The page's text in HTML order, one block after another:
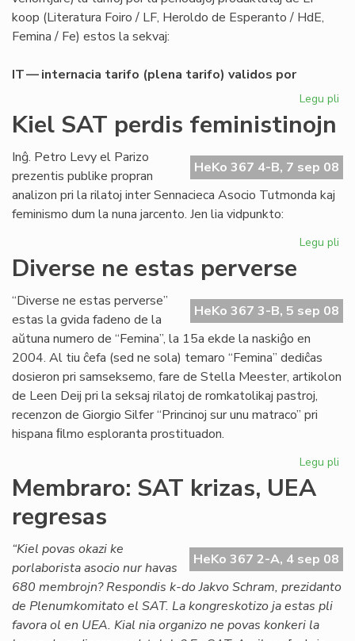
koop (Literatura Foiro / LF, Heroldo de Esperanto / HdE,
Femina / Fe) estos la sekvaj:
IT — internacia tarifo (plena tarifo) validos por
Legu pli
por
Kiel SAT perdis feministinojn
HeKo 367 4-B, 7 sep 08
Inĝ. Petro Levy el Parizo
prezentis publike propran
analizon pri la rilatoj inter Sennacieca Asocio Tutmonda kaj
feminismo dum la nuna jarcento. Jen lia vidpunkto:
Legu pli
Diverse ne estas perverse
HeKo 367 3-B, 5 sep 08
“Diverse ne estas perverse”
estas la gvida fadeno de la
aŭtuna numero de “Femina”, la 15a ekde la naskiĝo en
2004. Al tiu ĉefa (sed ne sola) temaro “Femina” dediĉas
dosieron pri samseksemo, fare de Stella Meester, artikolon
de Leen Deij pri la seksaj rilatoj de romkatolikaj pastroj,
recenzon de Giorgio Silfer “Princinoj sur unu matraco” pri
hispana ﬁlmo esploranta prostituadon.
Legu pli
Membraro: SAT krizas, UEA
regresas
HeKo 367 2-A, 4 sep 08
“Kiel povas okazi ke
porlaborista asocio nur havas
680 membrojn? Respondis k-do Jakvo Schram, prezidanto
de Plenumkomitato el SAT. La kongreskotizo ja estas pli
favora ol en UEA. Kial nia organizo ne povas konkeri la